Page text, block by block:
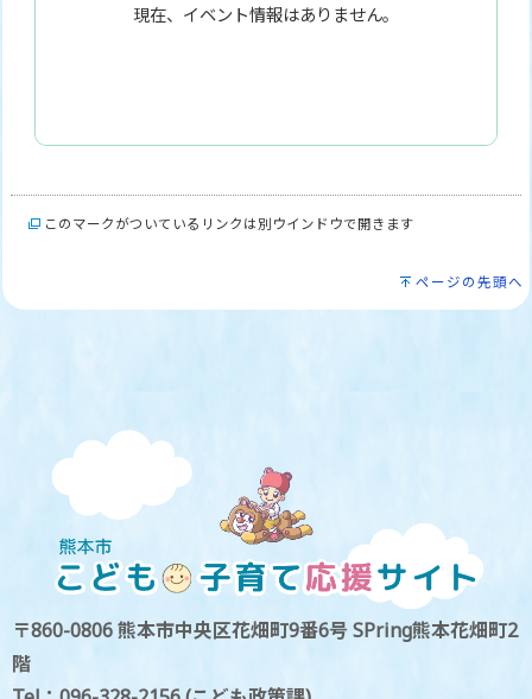
現在、イベント情報はありません。
このマークがついているリンクは別ウインドウで開きます
ページの先頭へ
〒860-0806 熊本市中央区花畑町9番6号 SPring熊本花畑町2
階